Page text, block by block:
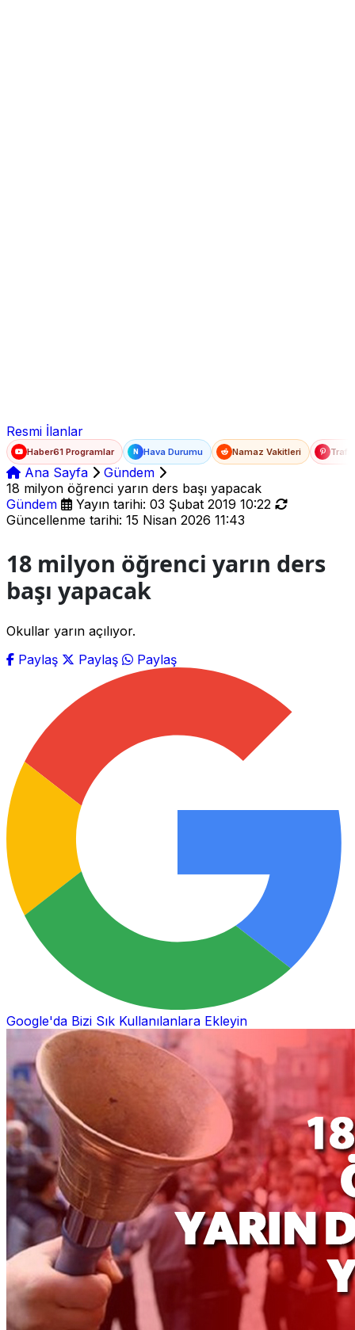
Resmi İlanlar
Haber61 Programlar N Hava Durumu Namaz Vakitleri
Ana Sayfa
Gündem
18 milyon öğrenci yarın ders başı yapacak
Gündem
Yayın tarihi: 03 Şubat 2019 10:22
Güncellenme tarihi: 15 Nisan 2026 11:43
18 milyon öğrenci yarın ders
başı yapacak
Okullar yarın açılıyor.
Paylaş
Paylaş Paylaş
Google'da Bizi Sık Kullanılanlara Ekleyin